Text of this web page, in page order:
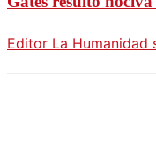
Editor La Humanidad